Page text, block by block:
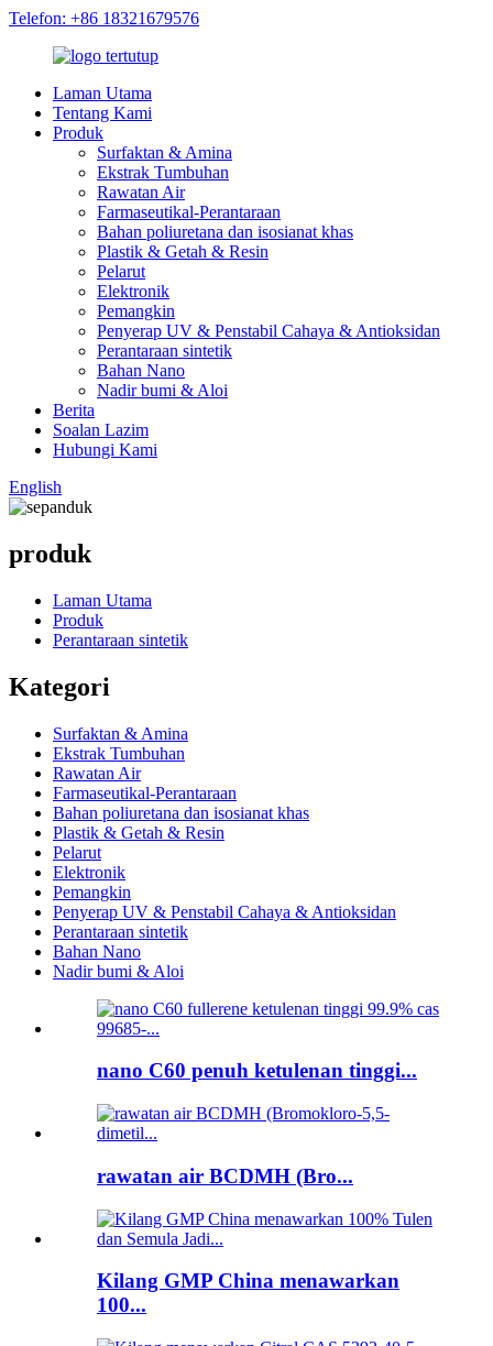
Telefon: +86 18321679576
Laman Utama
Tentang Kami
Produk
Surfaktan & Amina
Ekstrak Tumbuhan
Rawatan Air
Farmaseutikal-Perantaraan
Bahan poliuretana dan isosianat khas
Plastik & Getah & Resin
Pelarut
Elektronik
Pemangkin
Penyerap UV & Penstabil Cahaya & Antioksidan
Perantaraan sintetik
Bahan Nano
Nadir bumi & Aloi
Berita
Soalan Lazim
Hubungi Kami
English
produk
Laman Utama
Produk
Perantaraan sintetik
Kategori
Surfaktan & Amina
Ekstrak Tumbuhan
Rawatan Air
Farmaseutikal-Perantaraan
Bahan poliuretana dan isosianat khas
Plastik & Getah & Resin
Pelarut
Elektronik
Pemangkin
Penyerap UV & Penstabil Cahaya & Antioksidan
Perantaraan sintetik
Bahan Nano
Nadir bumi & Aloi
nano C60 penuh ketulenan tinggi...
rawatan air BCDMH (Bro...
Kilang GMP China menawarkan
100...